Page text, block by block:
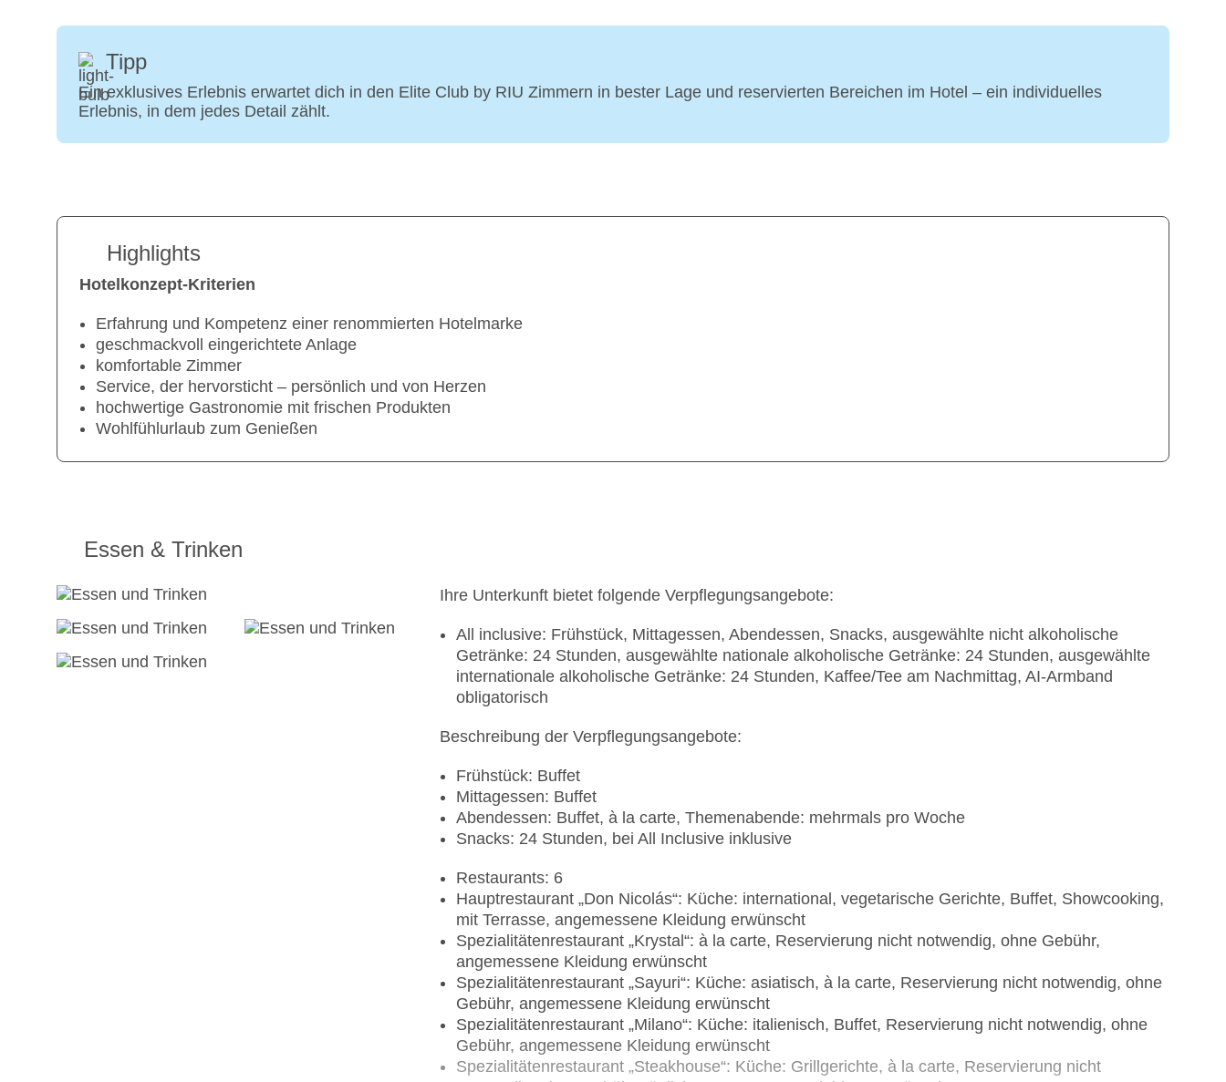
Tipp
Ein exklusives Erlebnis erwartet dich in den Elite Club by RIU Zimmern in bester Lage und reservierten Bereichen im Hotel – ein individuelles
Erlebnis, in dem jedes Detail zählt.
Highlights
Hotelkonzept-Kriterien
Erfahrung und Kompetenz einer renommierten Hotelmarke
geschmackvoll eingerichtete Anlage
komfortable Zimmer
Service, der hervorsticht – persönlich und von Herzen
hochwertige Gastronomie mit frischen Produkten
Wohlfühlurlaub zum Genießen
Essen & Trinken
Ihre Unterkunft bietet folgende Verpflegungsangebote:
All inclusive: Frühstück, Mittagessen, Abendessen, Snacks, ausgewählte nicht alkoholische
Getränke: 24 Stunden, ausgewählte nationale alkoholische Getränke: 24 Stunden, ausgewählte
internationale alkoholische Getränke: 24 Stunden, Kaffee/Tee am Nachmittag, AI-Armband
obligatorisch
Beschreibung der Verpflegungsangebote:
Frühstück: Buffet
Mittagessen: Buffet
Abendessen: Buffet, à la carte, Themenabende: mehrmals pro Woche
Snacks: 24 Stunden, bei All Inclusive inklusive
Restaurants: 6
Hauptrestaurant „Don Nicolás“: Küche: international, vegetarische Gerichte, Buffet, Showcooking,
mit Terrasse, angemessene Kleidung erwünscht
Spezialitätenrestaurant „Krystal“: à la carte, Reservierung nicht notwendig, ohne Gebühr,
angemessene Kleidung erwünscht
Spezialitätenrestaurant „Sayuri“: Küche: asiatisch, à la carte, Reservierung nicht notwendig, ohne
Gebühr, angemessene Kleidung erwünscht
Spezialitätenrestaurant „Milano“: Küche: italienisch, Buffet, Reservierung nicht notwendig, ohne
Gebühr, angemessene Kleidung erwünscht
Spezialitätenrestaurant „Steakhouse“: Küche: Grillgerichte, à la carte, Reservierung nicht